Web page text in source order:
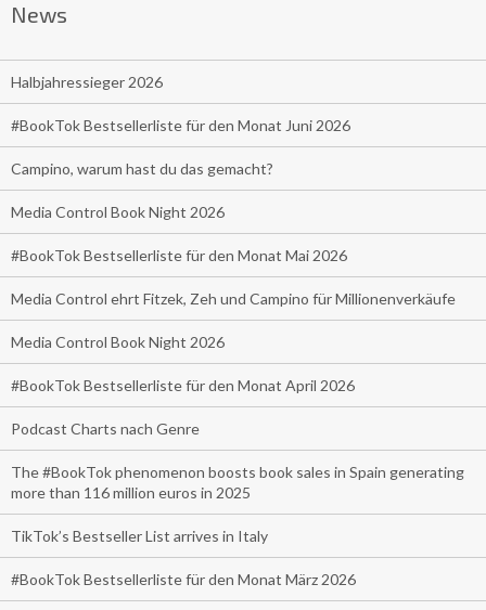
News
Halbjahressieger 2026
#BookTok Bestsellerliste für den Monat Juni 2026
Campino, warum hast du das gemacht?
Media Control Book Night 2026
#BookTok Bestsellerliste für den Monat Mai 2026
Media Control ehrt Fitzek, Zeh und Campino für Millionenverkäufe
Media Control Book Night 2026
#BookTok Bestsellerliste für den Monat April 2026
Podcast Charts nach Genre
The #BookTok phenomenon boosts book sales in Spain generating
more than 116 million euros in 2025
TikTok’s Bestseller List arrives in Italy
#BookTok Bestsellerliste für den Monat März 2026